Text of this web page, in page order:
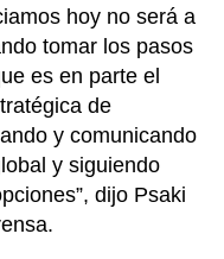
hoy no será a
tomar los pasos
es en parte el
de
y comunicando
y siguiendo
dijo Psaki